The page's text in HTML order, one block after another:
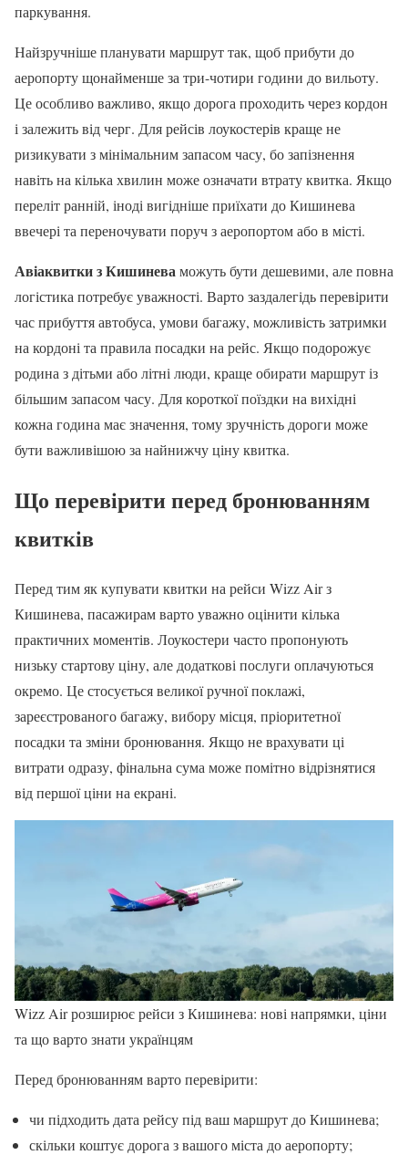
паркування.
Найзручніше планувати маршрут так, щоб прибути до
аеропорту щонайменше за три-чотири години до вильоту.
Це особливо важливо, якщо дорога проходить через кордон
і залежить від черг. Для рейсів лоукостерів краще не
ризикувати з мінімальним запасом часу, бо запізнення
навіть на кілька хвилин може означати втрату квитка. Якщо
переліт ранній, іноді вигідніше приїхати до Кишинева
ввечері та переночувати поруч з аеропортом або в місті.
Авіаквитки з Кишиневаможуть бути дешевими, але повна
логістика потребує уважності. Варто заздалегідь перевірити
час прибуття автобуса, умови багажу, можливість затримки
на кордоні та правила посадки на рейс. Якщо подорожує
родина з дітьми або літні люди, краще обирати маршрут із
більшим запасом часу. Для короткої поїздки на вихідні
кожна година має значення, тому зручність дороги може
бути важливішою за найнижчу ціну квитка.
Що перевірити перед бронюванням
квитків
Перед тим як купувати квитки на рейси Wizz Air з
Кишинева, пасажирам варто уважно оцінити кілька
практичних моментів. Лоукостери часто пропонують
низьку стартову ціну, але додаткові послуги оплачуються
окремо. Це стосується великої ручної поклажі,
зареєстрованого багажу, вибору місця, пріоритетної
посадки та зміни бронювання. Якщо не врахувати ці
витрати одразу, фінальна сума може помітно відрізнятися
від першої ціни на екрані.
Wizz Air розширює рейси з Кишинева: нові напрямки, ціни
та що варто знати українцям
Перед бронюванням варто перевірити:
чи підходить дата рейсу під ваш маршрут до Кишинева;
скільки коштує дорога з вашого міста до аеропорту;